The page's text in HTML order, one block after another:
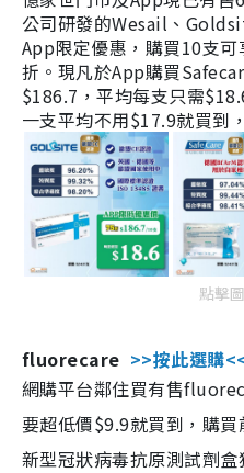
公司研發的Wesail、
App限定優惠，購買10支
折。現凡於App購買
$186.7，平均每支只需
一支平均不用$17.9就買到
點擊
fluorecare >>按此選購
網購平台鄰住買有售
要超低價$9.9就買到，購
新型冠狀病毒抗原測試劑